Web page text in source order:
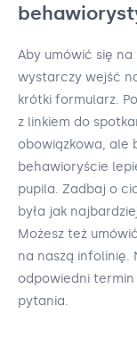
Aby umówić się
wystarczy wejść
krótki formularz.
z linkiem do
obowiązkowa, ale
behawioryście
pupila. Zadbaj o
była jak
Możesz też
na naszą infolinię.
odpowiedni termin
pytania.